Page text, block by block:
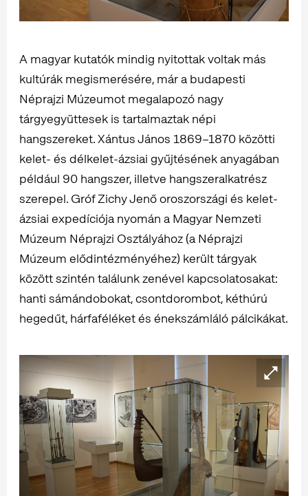
A magyar kutatók mindig nyitottak voltak más
kultúrák megismerésére, már a budapesti
Néprajzi Múzeumot megalapozó nagy
tárgyegyüttesek is tartalmaztak népi
hangszereket. Xántus János 1869–1870 közötti
kelet- és délkelet-ázsiai gyűjtésének anyagában
például 90 hangszer, illetve hangszeralkatrész
szerepel. Gróf Zichy Jenő oroszországi és kelet-
ázsiai expedíciója nyomán a Magyar Nemzeti
Múzeum Néprajzi Osztályához (a Néprajzi
Múzeum elődintézményéhez) került tárgyak
között szintén találunk zenével kapcsolatosakat:
hanti sámándobokat, csontdorombot, kéthúrú
hegedűt, hárfaféléket és énekszámláló pálcikákat.